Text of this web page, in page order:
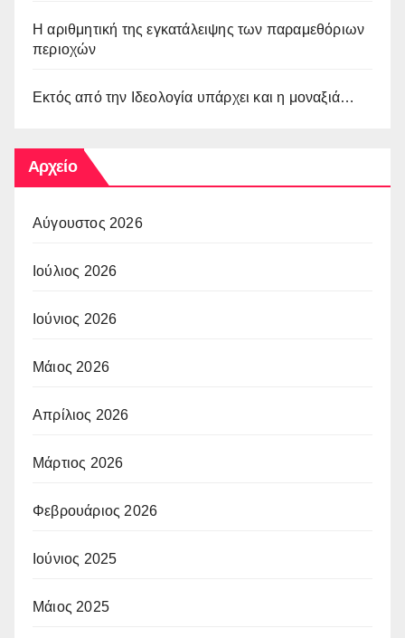
Η αριθμητική της εγκατάλειψης των παραμεθόριων
περιοχών
Εκτός από την Ιδεολογία υπάρχει και η μοναξιά…
Αρχείο
Αύγουστος 2026
Ιούλιος 2026
Ιούνιος 2026
Μάιος 2026
Απρίλιος 2026
Μάρτιος 2026
Φεβρουάριος 2026
Ιούνιος 2025
Μάιος 2025